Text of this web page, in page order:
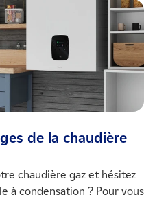
de la chaudière
chaudière gaz et hésitez
à condensation ? Pour vous